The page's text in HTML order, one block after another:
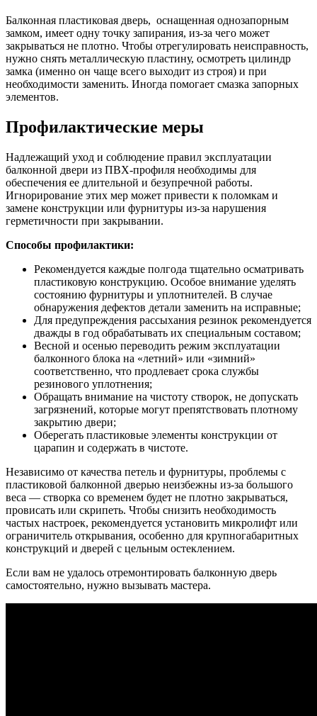
Балконная пластиковая дверь, оснащенная однозапорным
замком, имеет одну точку запирания, из-за чего может
закрываться не плотно. Чтобы отрегулировать неисправность,
нужно снять металлическую пластину, осмотреть цилиндр
замка (именно он чаще всего выходит из строя) и при
необходимости заменить. Иногда помогает смазка запорных
элементов.
Профилактические меры
Надлежащий уход и соблюдение правил эксплуатации
балконной двери из ПВХ-профиля необходимы для
обеспечения ее длительной и безупречной работы.
Игнорирование этих мер может привести к поломкам и
замене конструкции или фурнитуры из-за нарушения
герметичности при закрывании.
Способы профилактики:
Рекомендуется каждые полгода тщательно осматривать
пластиковую конструкцию. Особое внимание уделять
состоянию фурнитуры и уплотнителей. В случае
обнаружения дефектов детали заменить на исправные;
Для предупреждения рассыхания резинок рекомендуется
дважды в год обрабатывать их специальным составом;
Весной и осенью переводить режим эксплуатации
балконного блока на «летний» или «зимний»
соответственно, что продлевает срока службы
резинового уплотнения;
Обращать внимание на чистоту створок, не допускать
загрязнений, которые могут препятствовать плотному
закрытию двери;
Оберегать пластиковые элементы конструкции от
царапин и содержать в чистоте.
Независимо от качества петель и фурнитуры, проблемы с
пластиковой балконной дверью неизбежны из-за большого
веса — створка со временем будет не плотно закрываться,
провисать или скрипеть. Чтобы снизить необходимость
частых настроек, рекомендуется установить микролифт или
ограничитель открывания, особенно для крупногабаритных
конструкций и дверей с цельным остеклением.
Если вам не удалось отремонтировать балконную дверь
самостоятельно, нужно вызывать мастера.